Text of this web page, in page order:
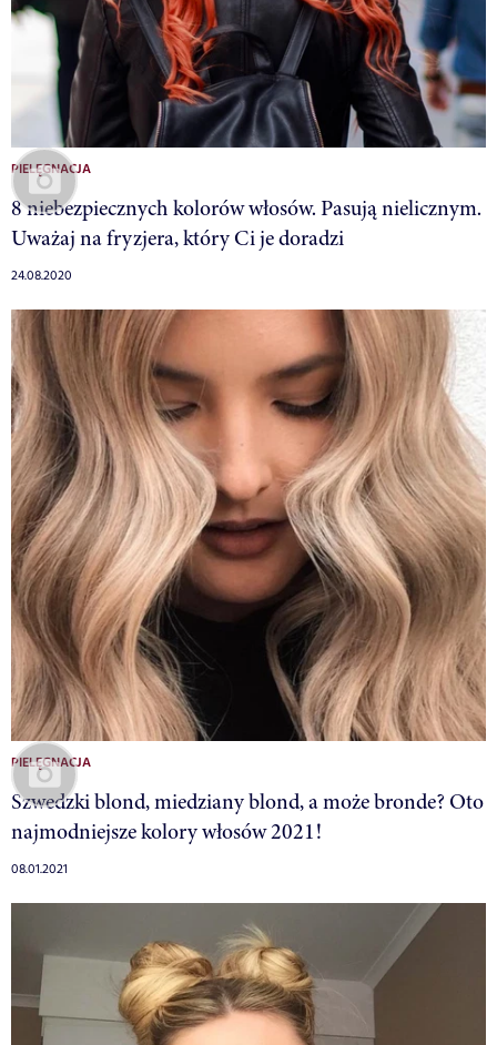
PIELĘGNACJA
8 niebezpiecznych kolorów włosów. Pasują nielicznym.
Uważaj na fryzjera, który Ci je doradzi
24.08.2020
PIELĘGNACJA
Szwedzki blond, miedziany blond, a może bronde? Oto
najmodniejsze kolory włosów 2021!
08.01.2021